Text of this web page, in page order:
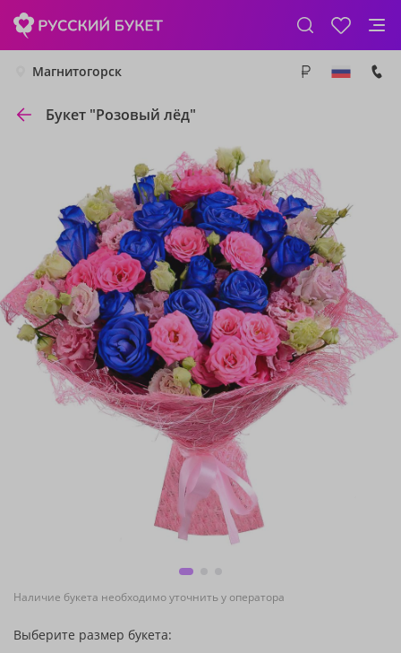
Магнитогорск
Букет "Розовый лёд"
Наличие букета необходимо уточнить у оператора
Выберите размер букета: